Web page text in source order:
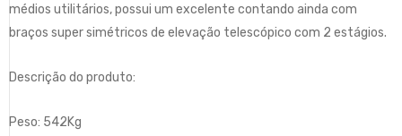
médios utilitários, possui um excelente contando ainda com
braços super simétricos de elevação telescópico com 2 estágios.
Descrição do produto:
Peso: 542Kg